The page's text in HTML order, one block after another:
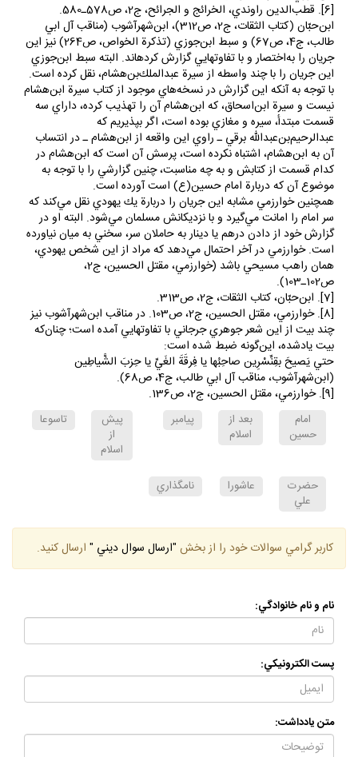
ابن‌حبّان (كتاب الثقات، ج2، ص312)، ابن‌شهرآشوب (مناقب آل ‌ابي
‎طالب، ج4، ص67) و سبط ا‌بن‌جوزي (تذكرة ‌الخواص، ص264) نيز اين
جريان را به‌اختصار و با تفاوت‎هايي گزارش كرده‎اند. البته سبط‌ ابن‌جوزي
اين جريان را با چند واسطه از سيرة عبدالملك‌بن‌هشام، نقل كرده است.
با توجه به آنكه اين گزارش در نسخه‌هاي موجود از كتاب سيرة ابن‌هشام
نيست و سيرة ابن‌اسحاق، كه ابن‌هشام آن را تهذيب كرده،‌ داراي سه
قسمت مبتدأ، سيره و مغازي بوده است، اگر بپذيريم كه
عبدالرحيم‌بن‌عبدالله برقي ـ راوي اين واقعه از ابن‌هشام ـ در انتساب
آن به ابن‌هشام، اشتباه نكرده است، پرسش آن است كه ابن‌هشام در
كدام قسمت از كتابش و به چه مناسبت، چنين گزارشي را با توجه به
موضوع آن كه دربارة امام حسين(ع) است آورده است.
همچنين خوارزمي مشابه اين جريان را دربارة يك يهودي نقل مي‌كند كه
سر امام را امانت مي‌گيرد و با نزديكانش مسلمان مي‌شود. البته او در
گزارش خود از دادن درهم يا دينار به حاملان سر، سخني به ميان نياورده
است. خوارزمي در آخر احتمال مي‌دهد كه مراد از اين شخص يهودي،
همان راهب مسيحي باشد (خوارزمي، مقتل ‌الحسين، ج2،
ص102ـ103).
[7]. ابن‌حبّان، كتاب الثقات، ج2، ص313.
چند بيت از اين شعر جوهري جرجاني با تفاوت‎هايي آمده است؛ چنان‌كه
بيت يادشده، اين‌گونه ضبط شده است:
حتي يَصيحَ بقِنِّسْرِين صاحِبُها يا فِرقَةَ الغَيِّ يا حِزبَ الشَّياطِين
(ابن‌شهرآشوب، مناقب آل ‌ابي ‌طالب، ج4، ص68).
[9]. خوارزمي، مقتل ‌الحسين، ج2، ص136.
امام
حسين
بعد از
اسلام
پيامبر
از
اسلام
علي
كاربر گرامي سوالات خود را از بخش"ارسال سوال ديني "ارسال كنيد.
پست الكترونيكي:
متن يادداشت: